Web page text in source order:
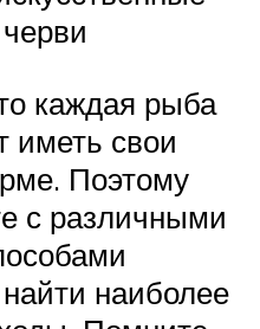
каждая рыба
иметь свои
Поэтому
с различными
наиболее